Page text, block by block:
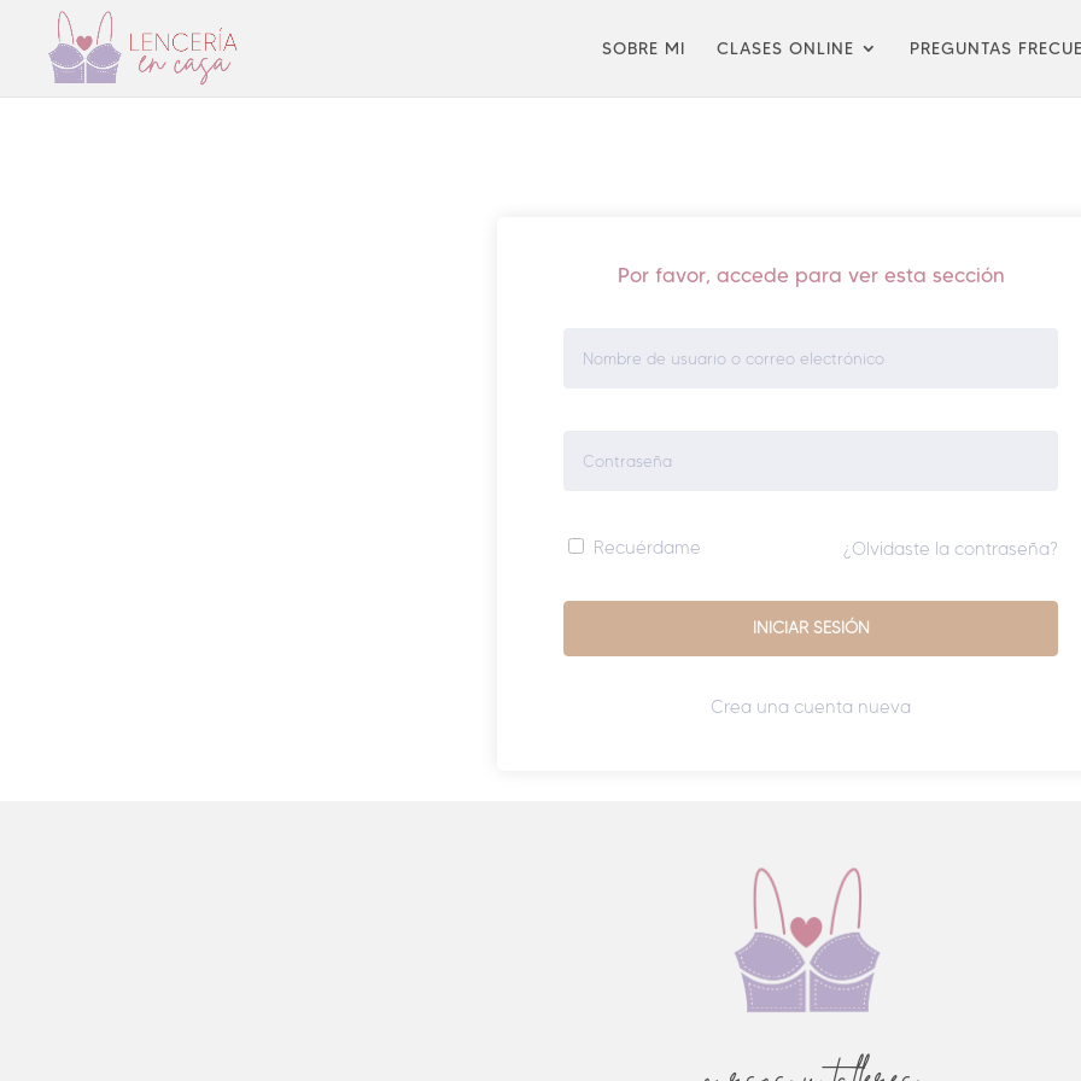
SOBRE MI CLASES ONLINE PREGUNTAS
Por favor, accede para ver esta sección
Recuérdame ¿Olvidaste la contraseña?
Crea una cuenta nueva